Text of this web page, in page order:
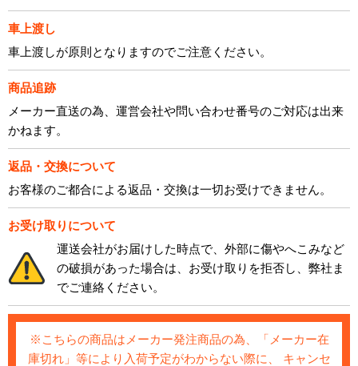
車上渡し
車上渡しが原則となりますのでご注意ください。
商品追跡
メーカー直送の為、運営会社や問い合わせ番号のご対応は出来
かねます。
返品・交換について
お客様のご都合による返品・交換は一切お受けできません。
お受け取りについて
運送会社がお届けした時点で、外部に傷やへこみなど
の破損があった場合は、お受け取りを拒否し、弊社ま
でご連絡ください。
※こちらの商品はメーカー発注商品の為、「メーカー在
庫切れ」等により入荷予定がわからない際に、 キャンセ